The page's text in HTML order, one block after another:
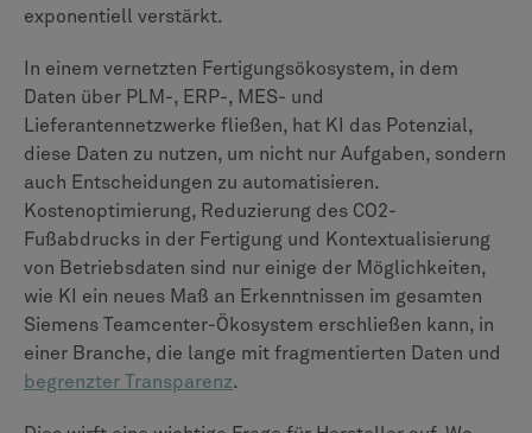
exponentiell verstärkt.
In einem vernetzten Fertigungsökosystem, in dem
Daten über PLM-, ERP-, MES- und
Lieferantennetzwerke fließen, hat KI das Potenzial,
diese Daten zu nutzen, um nicht nur Aufgaben, sondern
auch Entscheidungen zu automatisieren.
Kostenoptimierung, Reduzierung des CO2-
Fußabdrucks in der Fertigung und Kontextualisierung
von Betriebsdaten sind nur einige der Möglichkeiten,
wie KI ein neues Maß an Erkenntnissen im gesamten
Siemens Teamcenter-Ökosystem erschließen kann, in
einer Branche, die lange mit fragmentierten Daten und
begrenzter Transparenz.